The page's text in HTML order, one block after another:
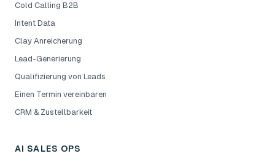
Cold Calling B2B
Intent Data
Clay Anreicherung
Lead-Generierung
Qualifizierung von Leads
Einen Termin vereinbaren
CRM & Zustellbarkeit
AI SALES OPS